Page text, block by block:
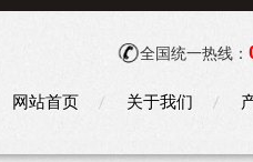
全国统一热线：
网站首页 关于我们